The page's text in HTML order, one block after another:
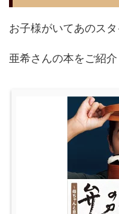
お子様がいてあのス
亜希さんの本をご紹介